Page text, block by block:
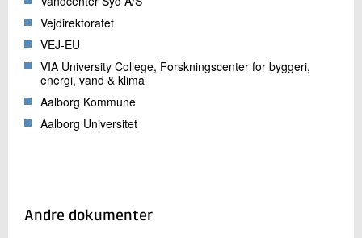
Vejdirektoratet
VEJ-EU
VIA University College, Forskningscenter for byggeri,
energi, vand & klima
Aalborg Kommune
Aalborg Universitet
Andre dokumenter